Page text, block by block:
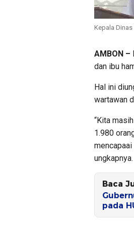
Kepala
AMBON –
dan ibu
Hal ini
wartawan
“Kita
1.980
ungkapnya.
Baca
pada